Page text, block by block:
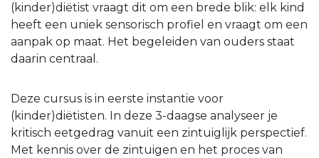
(kinder)diëtist vraagt dit om een brede blik: elk kind
heeft een uniek sensorisch profiel en vraagt om een
aanpak op maat. Het begeleiden van ouders staat
daarin centraal.
Deze cursus is in eerste instantie voor
(kinder)diëtisten. In deze 3-daagse analyseer je
kritisch eetgedrag vanuit een zintuiglijk perspectief.
Met kennis over de zintuigen en het proces van